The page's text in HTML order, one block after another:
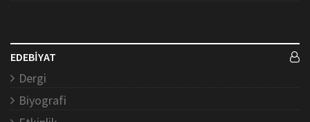
EDEBİYAT
Dergi
Biyografi